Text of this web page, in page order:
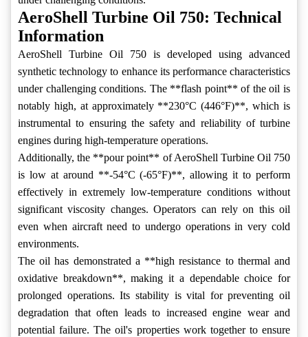
AeroShell Turbine Oil 750: Technical
Information
AeroShell Turbine Oil 750 is developed using advanced
synthetic technology to enhance its performance characteristics
under challenging conditions. The **flash point** of the oil is
notably high, at approximately **230°C (446°F)**, which is
instrumental to ensuring the safety and reliability of turbine
engines during high-temperature operations.
Additionally, the **pour point** of AeroShell Turbine Oil 750
is low at around **-54°C (-65°F)**, allowing it to perform
effectively in extremely low-temperature conditions without
significant viscosity changes. Operators can rely on this oil
even when aircraft need to undergo operations in very cold
environments.
The oil has demonstrated a **high resistance to thermal and
oxidative breakdown**, making it a dependable choice for
prolonged operations. Its stability is vital for preventing oil
degradation that often leads to increased engine wear and
potential failure. The oil's properties work together to ensure